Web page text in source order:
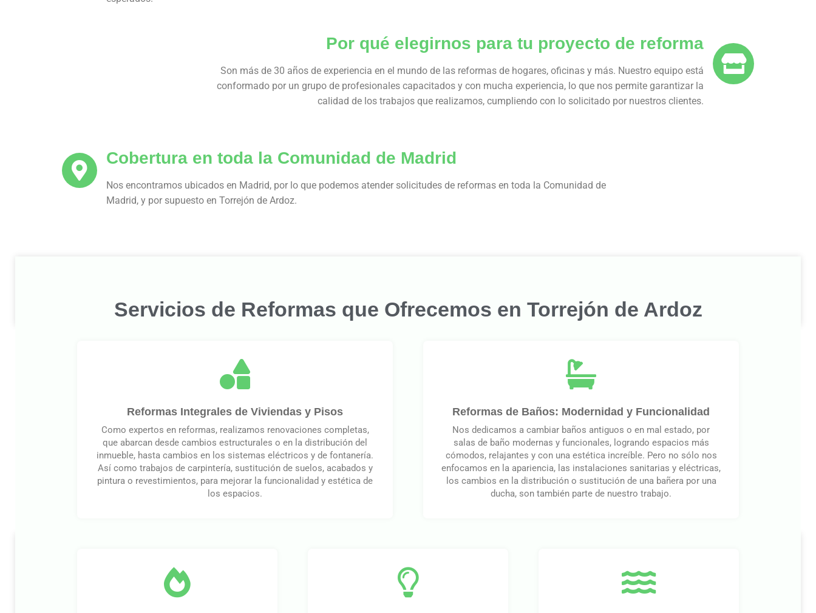
Por qué elegirnos para tu proyecto de reforma
Son más de 30 años de experiencia en el mundo de las reformas de hogares, oficinas y más. Nuestro equipo está
conformado por un grupo de profesionales capacitados y con mucha experiencia, lo que nos permite garantizar la
calidad de los trabajos que realizamos, cumpliendo con lo solicitado por nuestros clientes.
Cobertura en toda la Comunidad de Madrid
Nos encontramos ubicados en Madrid, por lo que podemos atender solicitudes de reformas en toda la Comunidad de
Madrid, y por supuesto en Torrejón de Ardoz.
Servicios de Reformas que Ofrecemos en Torrejón de Ardoz
Reformas Integrales de Viviendas y Pisos
Como expertos en reformas, realizamos renovaciones completas,
que abarcan desde cambios estructurales o en la distribución del
inmueble, hasta cambios en los sistemas eléctricos y de fontanería.
Así como trabajos de carpintería, sustitución de suelos, acabados y
pintura o revestimientos, para mejorar la funcionalidad y estética de
los espacios.
Reformas de Baños: Modernidad y Funcionalidad
Nos dedicamos a cambiar baños antiguos o en mal estado, por
salas de baño modernas y funcionales, logrando espacios más
cómodos, relajantes y con una estética increíble. Pero no sólo nos
enfocamos en la apariencia, las instalaciones sanitarias y eléctricas,
los cambios en la distribución o sustitución de una bañera por una
ducha, son también parte de nuestro trabajo.